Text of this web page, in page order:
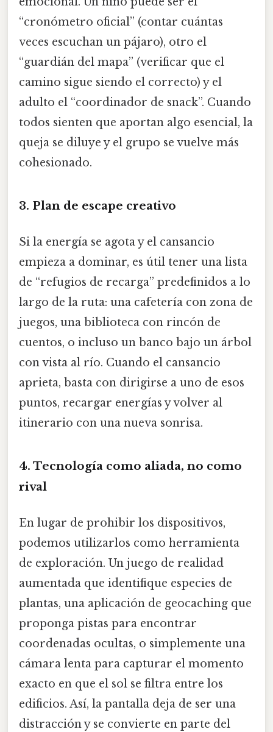
“cronómetro oficial” (contar cuántas
veces escuchan un pájaro), otro el
“guardián del mapa” (verificar que el
camino sigue siendo el correcto) y el
adulto el “coordinador de snack”. Cuando
todos sienten que aportan algo esencial, la
queja se diluye y el grupo se vuelve más
cohesionado.
3. Plan de escape creativo
Si la energía se agota y el cansancio
empieza a dominar, es útil tener una lista
de “refugios de recarga” predefinidos a lo
largo de la ruta: una cafetería con zona de
juegos, una biblioteca con rincón de
cuentos, o incluso un banco bajo un árbol
con vista al río. Cuando el cansancio
aprieta, basta con dirigirse a uno de esos
puntos, recargar energías y volver al
itinerario con una nueva sonrisa.
4. Tecnología como aliada, no como
rival
En lugar de prohibir los dispositivos,
podemos utilizarlos como herramienta
de exploración. Un juego de realidad
aumentada que identifique especies de
plantas, una aplicación de geocaching que
proponga pistas para encontrar
coordenadas ocultas, o simplemente una
cámara lenta para capturar el momento
exacto en que el sol se filtra entre los
edificios. Así, la pantalla deja de ser una
distracción y se convierte en parte del